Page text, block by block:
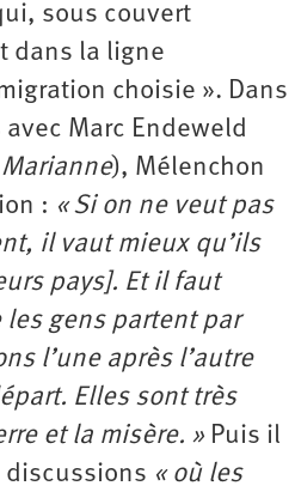
sous couvert
dans la ligne
choisie ». Dans
Marc Endeweld
Marianne), Mélenchon
: « Si on ne veut pas
il vaut mieux qu’ils
pays]. Et il faut
les gens partent par
l’une après l’autre
Elles sont très
et la misère. » Puis il
discussions « où les